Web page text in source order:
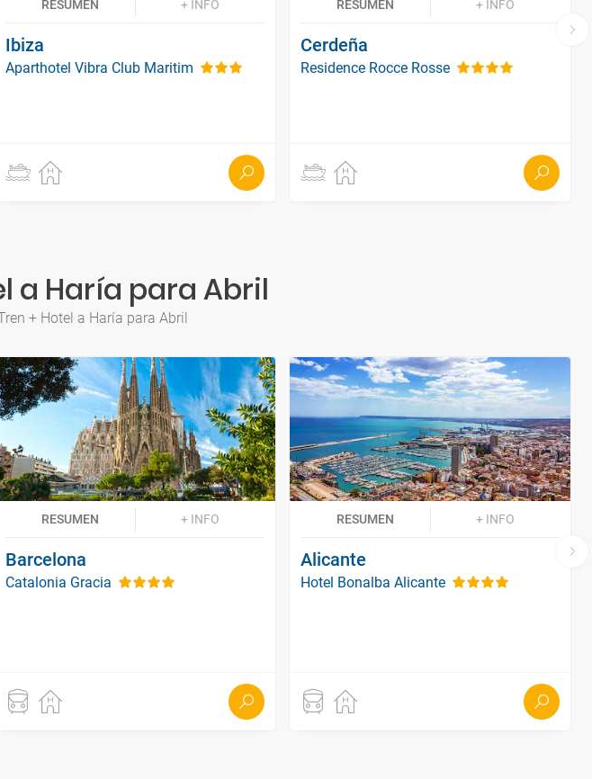
RESUMEN + INFO
Ibiza
Aparthotel Vibra Club Maritim
RESUMEN + INFO
Cerdeña
Residence Rocce Rosse
a Haría para Abril
+ Hotel a Haría para Abril
RESUMEN + INFO
Barcelona
Catalonia Gracia
RESUMEN + INFO
Alicante
Hotel Bonalba Alicante